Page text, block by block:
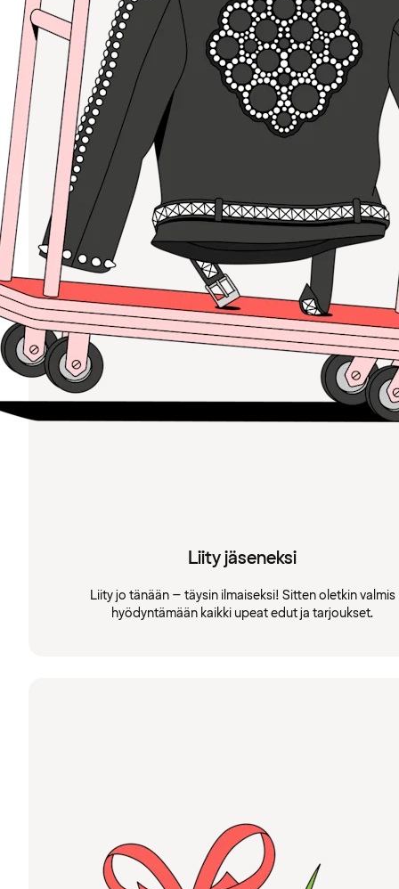
Liity jäseneksi
Liity jo tänään – täysin ilmaiseksi! Sitten oletkin valmis
hyödyntämään kaikki upeat edut ja tarjoukset.